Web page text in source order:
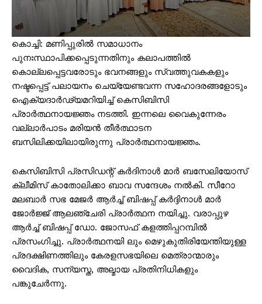
കൊച്ചി: മണിപ്പുരിൽ സമാധാനം
പുനഃസ്ഥാപിക്കപ്പെടുന്നതിനും കലാപത്തിൽ
കൊല്ലപ്പെട്ടവരോടും ഭവനങ്ങളും സ്വത്തുവകകളും
നഷ്ടപ്പെട്ട് പലായനം ചെയ്യേണ്ടവന്ന സഹോദരങ്ങളോടും
ഐക്യദാർഢ്യമറിയിച്ച് കെസിബിസി
പ്രാർത്ഥനായജ്ഞം നടത്തി. ഇന്നലെ വൈകുന്നേരം
വല്ലാർപാടം മരിയൻ തീർത്ഥാടന
ബസിലിക്കയിലായിരുന്നു പ്രാർത്ഥനായജ്ഞം.
കെസിബിസി പ്രസിഡന്റ് കർദിനാൾ മാർ ബസേലിയോസ്
ക്ലീമിസ് കാതോലിക്കാ ബാവ സന്ദേശം നൽകി. സീറോ
മലബാർ സഭ മേജർ ആർച്ച് ബിഷപ്പ് കർദ്ദിനാൾ മാർ
ജോര്‍ജ്ജ് ആലഞ്ചേരി പ്രാർത്ഥന നയിച്ചു. വരാപ്പുഴ
ആർച്ച് ബിഷപ്പ് ഡോ. ജോസഫ് കളത്തിപ്പറമ്പിൽ
പ്രസംഗിച്ചു. പ്രാർത്ഥനയി ലും മെഴുകുതിരിയേന്തിയുള്ള
പ്രദക്ഷിണത്തിലും കേരളസഭയിലെ മെത്രാന്മാരും
വൈദിക, സന്യസ്ത, അല്മായ പ്രതിനിധികളും
പങ്കുചേർന്നു.